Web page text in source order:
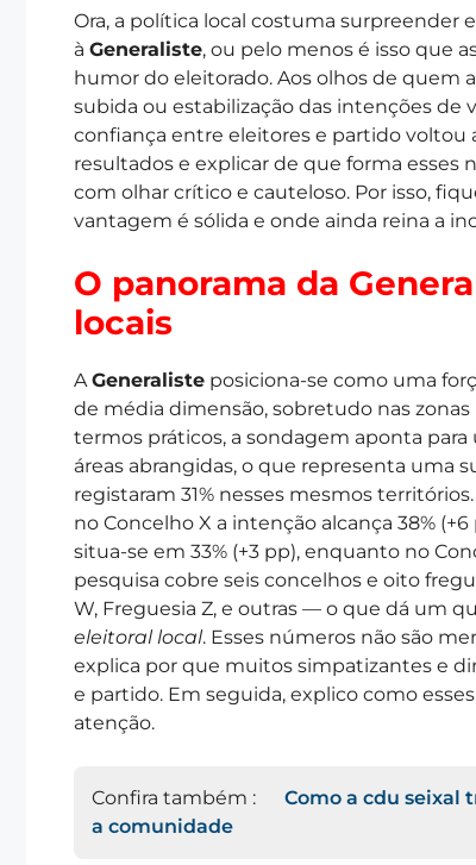
Ora, a política local costuma surpreender
à Generaliste, ou pelo menos é isso que
humor do eleitorado. Aos olhos de quem
subida ou estabilização das intenções de
confiança entre eleitores e partido voltou
resultados e explicar de que forma esses
com olhar crítico e cauteloso. Por isso,
vantagem é sólida e onde ainda reina a
O panorama da
locais
A Generaliste posiciona-se como uma
de média dimensão, sobretudo nas
termos práticos, a sondagem aponta
áreas abrangidas, o que representa uma
registaram 31% nesses mesmos
no Concelho X a intenção alcança 38%
situa-se em 33% (+3 pp), enquanto no
pesquisa cobre seis concelhos e oito
W, Freguesia Z, e outras — o que dá um
eleitoral local. Esses números não são
explica por que muitos simpatizantes e
e partido. Em seguida, explico como
atenção.
Confira também :
Como a cdu seixal
a comunidade